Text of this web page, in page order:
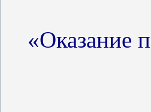
«Оказание